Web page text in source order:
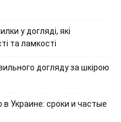
у догляді, які
та ламкості
догляду за шкірою
Украине: сроки и частые